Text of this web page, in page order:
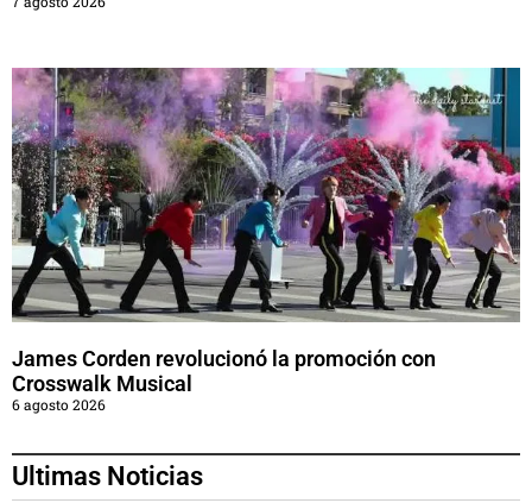
James Corden revolucionó la promoción con
Crosswalk Musical
6 agosto 2026
Ultimas Noticias